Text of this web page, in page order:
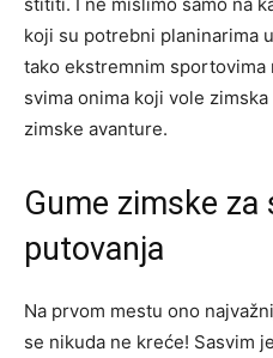
koji su potrebni planinarima
tako ekstremnim sportovima
svima onima koji vole
zimske avanture.
Gume zimske za
putovanja
Na prvom mestu ono
se nikuda ne kreće! Sasvim